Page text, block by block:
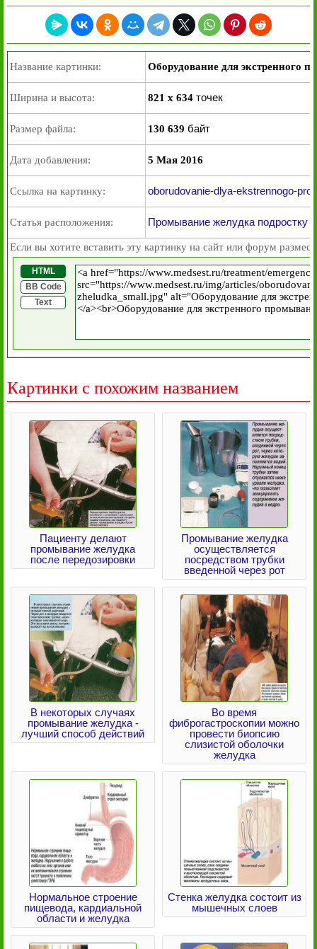
Название картинки: Оборудование для экстренного
Ширина и высота: 821 x 634 точек
Размер файла: 130 639 байт
Дата добавления: 5 Мая 2016
Ссылка на картинку: oborudovanie-dlya-ekstrennogo-
Статья расположения: Промывание желудка подростку
Если вы хотите вставить эту картинку на сайт или форум
HTML
BB Code
Text
Картинки с похожим названием
Пациенту делают
промывание желудка
после передозировки
Промывание желудка
осуществляется
посредством трубки
введенной через рот
В некоторых случаях
промывание желудка -
лучший способ действий
Во время
фиброгастроскопии можно
провести биопсию
слизистой оболочки
желудка
Нормальное строение
пищевода, кардиальной
области и желудка
Стенка желудка состоит из
мышечных слоев